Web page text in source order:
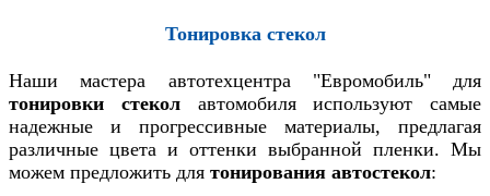
Тонировка стекол
Наши мастера автотехцентра "Евромобиль" для
тонировки стеколавтомобиля используют самые
надежные и прогрессивные материалы, предлагая
различные цвета и оттенки выбранной пленки. Мы
можем предложить для тонирования автостекол: